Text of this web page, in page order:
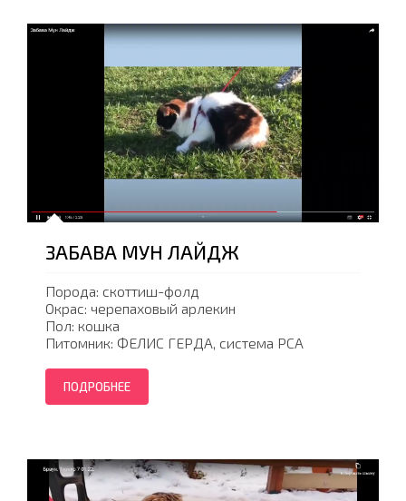
ЗАБАВА МУН ЛАЙДЖ
Порода: скоттиш-фолд
Окрас: черепаховый арлекин
Пол: кошка
Питомник: ФЕЛИС ГЕРДА, система PCA
ПОДРОБНЕЕ